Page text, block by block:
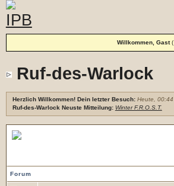
Willkommen, Gast(
Ruf-des-Warlock
Herzlich Willkommen! Dein letzter Besuch: Heute, 00:44
Ruf-des-Warlock Neuste Mitteilung: Winter F.R.O.S.T.
Forum